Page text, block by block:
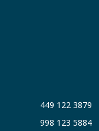
449 122 3879
998 123 5884